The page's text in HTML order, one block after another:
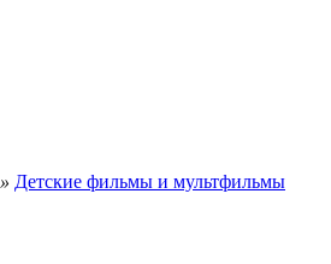
» Детские фильмы и мультфильмы